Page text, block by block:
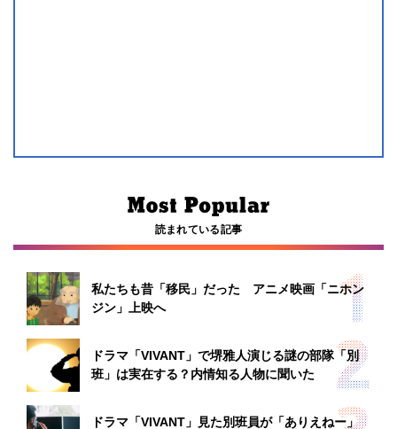
読まれている記事
私たちも昔「移民」だった アニメ映画「ニホン
ジン」上映へ
ドラマ「VIVANT」で堺雅人演じる謎の部隊「別
班」は実在する？内情知る人物に聞いた
ドラマ「VIVANT」見た別班員が「ありえねー」